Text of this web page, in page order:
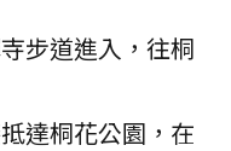
步道進入，往桐
達桐花公園，在